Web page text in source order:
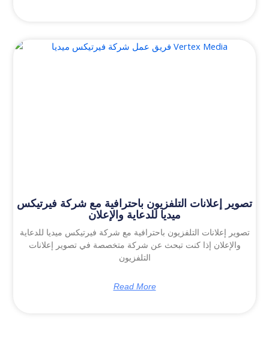
تصوير إعلانات التلفزيون باحترافية مع شركة فيرتيكس
ميديا للدعاية والإعلان
تصوير إعلانات التلفزيون باحترافية مع شركة فيرتيكس ميديا للدعاية
والإعلان إذا كنت تبحث عن شركة متخصصة في تصوير إعلانات
التلفزيون
Read More